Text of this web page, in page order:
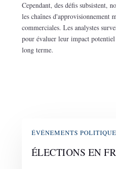
Cependant, des défis subsistent,
les chaînes d'approvisionnement
commerciales. Les analystes
pour évaluer leur impact
long terme.
ÉVÉNEMENTS
ÉLECTIONS EN